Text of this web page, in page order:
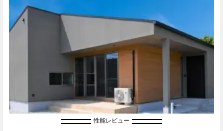
性能レビュー